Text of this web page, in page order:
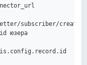
subscriber/create'
юзера